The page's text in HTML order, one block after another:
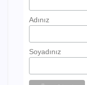
Adınız
Soyadınız